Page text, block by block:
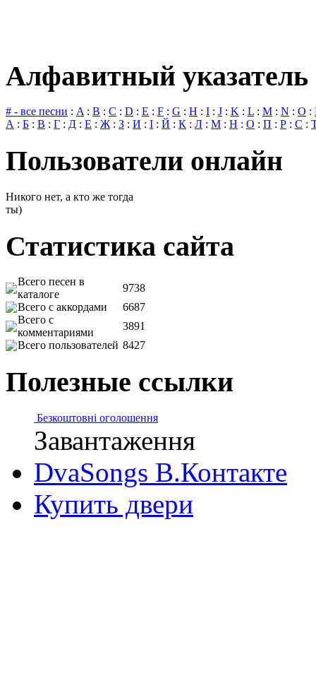
Алфавитный указатель
# - все песни : A: B : C : D : E : F : G : H : I : J : K : L : M : N : O :
А : Б : В : Г : Д : Е : Ж: З : И : І : Й : К : Л : М : Н : О : П : Р : С :
Пользователи онлайн
Никого нет, а кто же тогда
ты)
Статистика сайта
Всего песен в
каталоге
9738
Всего с аккордами
6687
Всего с
комментариями
3891
Всего пользователей 8427
Полезные ссылки
Безкоштовні оголошення
Завантаження
DvaSongs В.Контакте
Купить двери